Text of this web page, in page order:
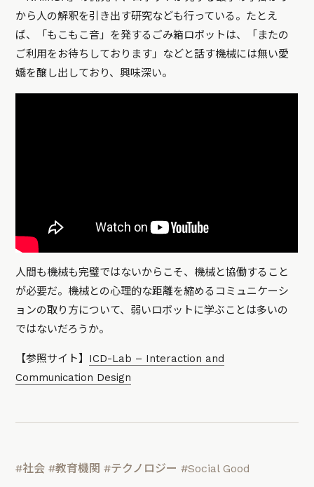
から人の解釈を引き出す研究なども行っている。たとえ
ば、「もこもこ音」を発するごみ箱ロボットは、「またの
ご利用をお待ちしております」などと話す機械には無い愛
嬌を醸し出しており、興味深い。
人間も機械も完璧ではないからこそ、機械と協働すること
が必要だ。機械との心理的な距離を縮めるコミュニケーシ
ョンの取り方について、弱いロボットに学ぶことは多いの
ではないだろうか。
【参照サイト】 ICD-Lab – Interaction and
Communication Design
#社会 #教育機関 #テクノロジー #Social Good